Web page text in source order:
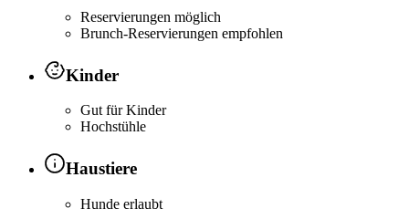
Reservierungen möglich
Brunch-Reservierungen empfohlen
Kinder
Gut für Kinder
Hochstühle
Haustiere
Hunde erlaubt